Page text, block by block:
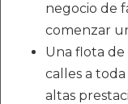
negocio de
comenzar
Una flota
calles a
altas